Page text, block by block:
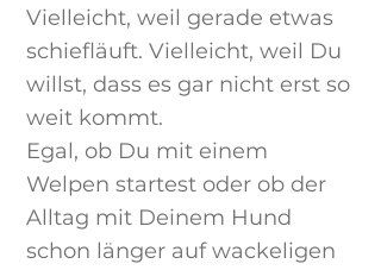
Vielleicht, weil gerade etwas
schiefläuft. Vielleicht, weil Du
willst, dass es gar nicht erst so
weit kommt.
Egal, ob Du mit einem
Welpen startest oder ob der
Alltag mit Deinem Hund
schon länger auf wackeligen